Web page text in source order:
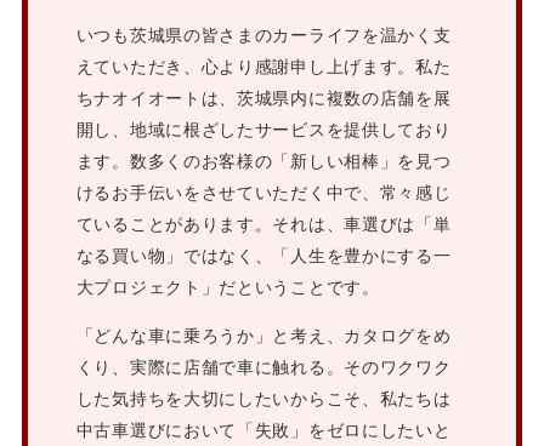
いつも茨城県の皆さまのカーライフを温かく支
えていただき、心より感謝申し上げます。私た
ちナオイオートは、茨城県内に複数の店舗を展
開し、地域に根ざしたサービスを提供しており
ます。数多くのお客様の「新しい相棒」を見つ
けるお手伝いをさせていただく中で、常々感じ
ていることがあります。それは、車選びは「単
なる買い物」ではなく、「人生を豊かにする一
大プロジェクト」だということです。
「どんな車に乗ろうか」と考え、カタログをめ
くり、実際に店舗で車に触れる。そのワクワク
した気持ちを大切にしたいからこそ、私たちは
中古車選びにおいて「失敗」をゼロにしたいと